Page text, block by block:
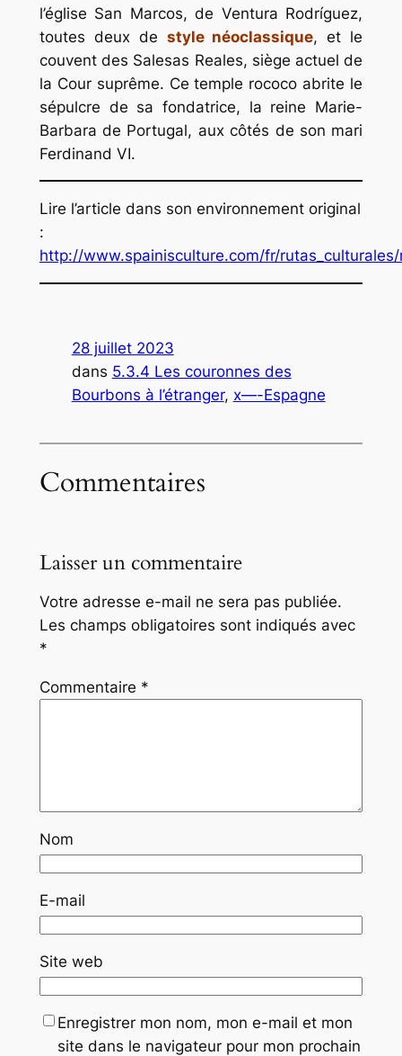
l’église San Marcos, de Ventura Rodríguez,
toutes deux de style néoclassique, et le
couvent des Salesas Reales, siège actuel de
la Cour suprême. Ce temple rococo abrite le
sépulcre de sa fondatrice, la reine Marie-
Barbara de Portugal, aux côtés de son mari
Ferdinand VI.
Lire l’article dans son environnement original
:
http://www.spainisculture.com/fr/
28 juillet 2023
dans 5.3.4 Les couronnes des
Bourbons à l’étranger, x—-Espagne
Commentaires
Laisser un commentaire
Votre adresse e-mail ne sera pas publiée.
Les champs obligatoires sont indiqués avec
*
Commentaire *
Nom
E-mail
Site web
Enregistrer mon nom, mon e-mail et mon
site dans le navigateur pour mon prochain